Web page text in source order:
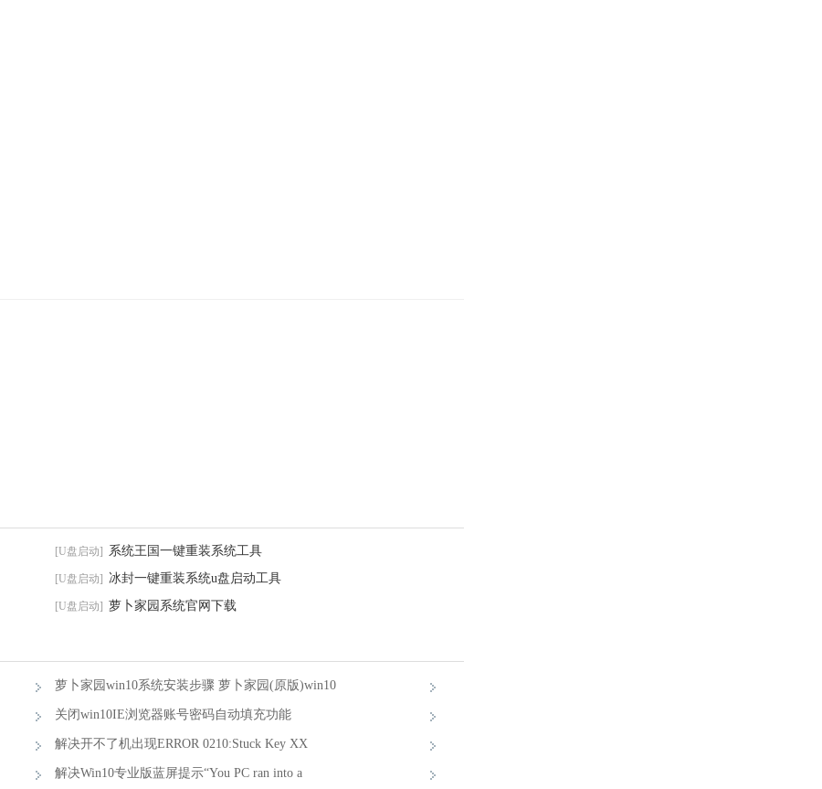
[U盘启动] 系统王国一键重装系统工具
[U盘启动] 冰封一键重装系统u盘启动工具
[U盘启动] 萝卜家园系统官网下载
萝卜家园win10系统安装步骤 萝卜家园(原版)win10
系统安装步骤图
关闭win10IE浏览器账号密码自动填充功能
解决开不了机出现ERROR 0210:Stuck Key XX
Please F1 的方法
解决Win10专业版蓝屏提示“You PC ran into a